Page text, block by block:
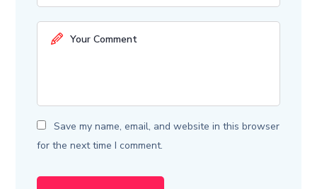
Save my name, email, and website in this browser
for the next time I comment.